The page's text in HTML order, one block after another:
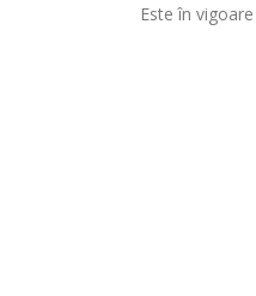
Este în vigoare